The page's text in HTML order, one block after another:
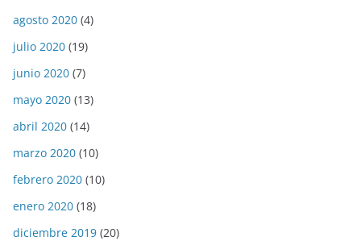
agosto 2020 (4)
julio 2020 (19)
junio 2020 (7)
mayo 2020 (13)
abril 2020 (14)
marzo 2020 (10)
febrero 2020 (10)
enero 2020 (18)
diciembre 2019 (20)